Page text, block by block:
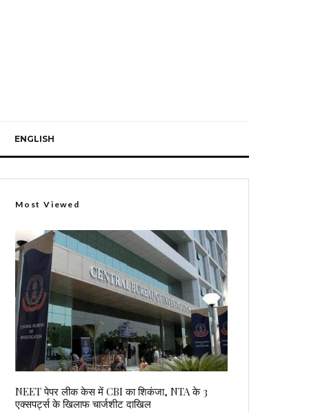
ENGLISH
Most Viewed
NEET पेपर लीक केस में CBI का शिकंजा, NTA के 3
एक्सपर्ट्स के खिलाफ चार्जशीट दाखिल